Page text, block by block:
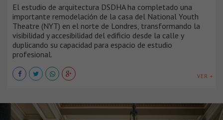
El estudio de arquitectura DSDHA ha completado una
importante remodelación de la casa del National Youth
Theatre (NYT) en el norte de Londres, transformando la
visibilidad y accesibilidad del edificio desde la calle y
duplicando su capacidad para espacio de estudio
profesional.
VER +